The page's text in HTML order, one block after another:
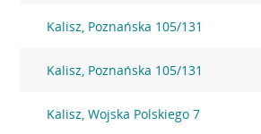
Kalisz, Poznańska 105/131
Kalisz, Poznańska 105/131
Kalisz, Wojska Polskiego 7